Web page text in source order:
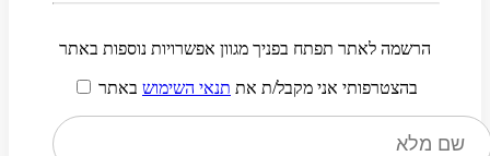
הרשמה לאתר תפתח בפניך מגוון אפשרויות נוספות באתר
בהצטרפותי אני מקבל/ת את תנאי השימוש באתר